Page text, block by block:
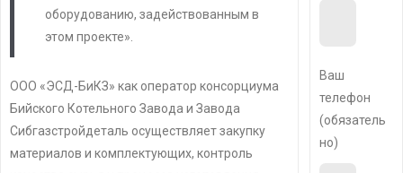
оборудованию, задействованным в
этом проекте».
ООО «ЭСД-БиКЗ» как оператор консорциума
Бийского Котельного Завода и Завода
Сибгазстройдеталь осуществляет закупку
материалов и комплектующих, контроль
Ваш
телефон
(обязатель
но)